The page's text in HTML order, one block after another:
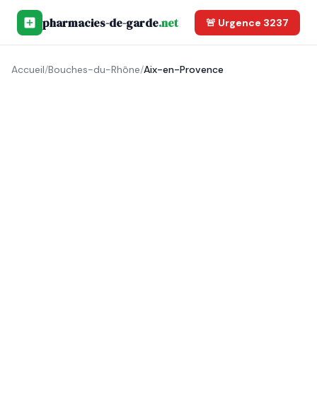
pharmacies-de-garde.net 🚨 Urgence 3237
Accueil/Bouches-du-Rhône/Aix-en-Provence